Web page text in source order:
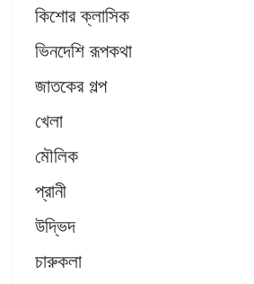
কিশোর ক্লাসিক
ভিনদেশি রূপকথা
জাতকের গল্প
খেলা
মৌলিক
প্রানী
উদ্ভিদ
চারুকলা